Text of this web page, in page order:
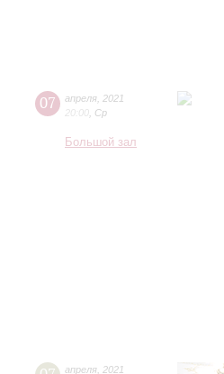
07 апреля 2021
20:00 Ср
Большой зал
апреля 2021